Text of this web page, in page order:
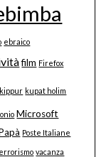
ebraico
film Firefox
kippur kupat holim
Microsoft
Poste Italiane
vacanza